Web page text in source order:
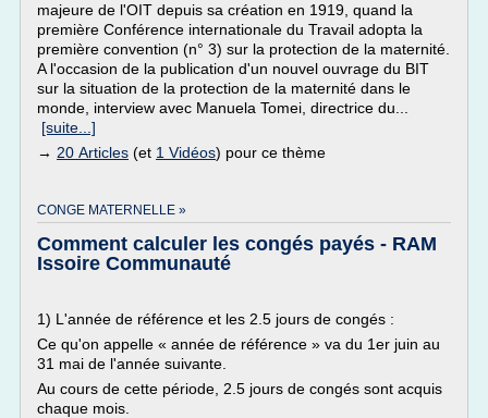
majeure de l'OIT depuis sa création en 1919, quand la
première Conférence internationale du Travail adopta la
première convention (n° 3) sur la protection de la maternité.
A l'occasion de la publication d'un nouvel ouvrage du BIT
sur la situation de la protection de la maternité dans le
monde, interview avec Manuela Tomei, directrice du...
[suite...]
→ 20 Articles (et 1 Vidéos) pour ce thème
CONGE MATERNELLE »
Comment calculer les congés payés - RAM
Issoire Communauté
1) L'année de référence et les 2.5 jours de congés :
Ce qu'on appelle « année de référence » va du 1er juin au
31 mai de l'année suivante.
Au cours de cette période, 2.5 jours de congés sont acquis
chaque mois.